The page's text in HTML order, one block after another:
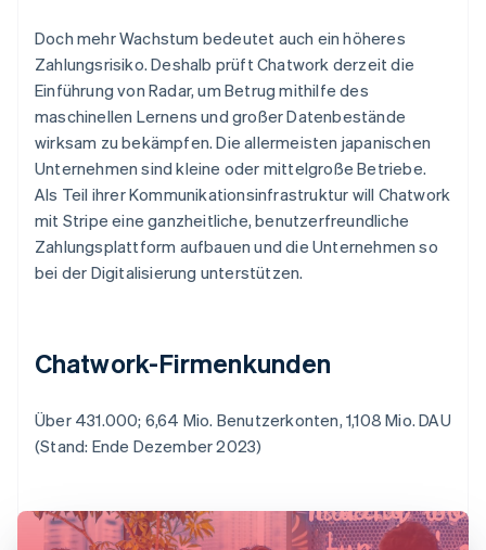
Doch mehr Wachstum bedeutet auch ein höheres
Zahlungsrisiko. Deshalb prüft Chatwork derzeit die
Einführung von Radar, um Betrug mithilfe des
maschinellen Lernens und großer Datenbestände
wirksam zu bekämpfen. Die allermeisten japanischen
Unternehmen sind kleine oder mittelgroße Betriebe.
Als Teil ihrer Kommunikationsinfrastruktur will Chatwork
mit Stripe eine ganzheitliche, benutzerfreundliche
Zahlungsplattform aufbauen und die Unternehmen so
bei der Digitalisierung unterstützen.
Chatwork-Firmenkunden
Über 431.000; 6,64 Mio. Benutzerkonten, 1,108 Mio. DAU
(Stand: Ende Dezember 2023)